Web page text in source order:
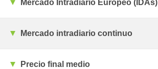
Mercado Intradiario Europeo (IDAs)
Mercado intradiario continuo
Precio final medio